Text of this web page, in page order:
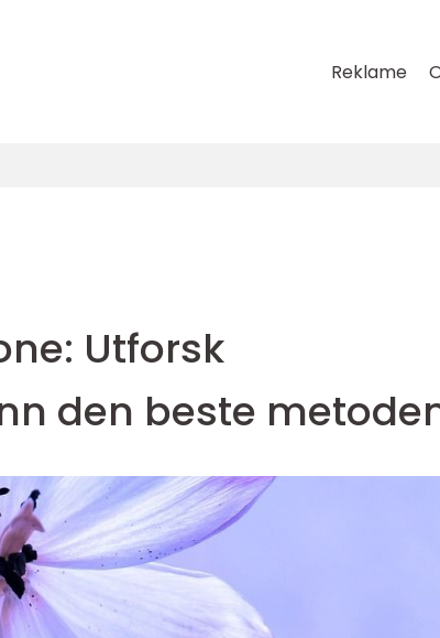
Reklame
Utforsk
den beste